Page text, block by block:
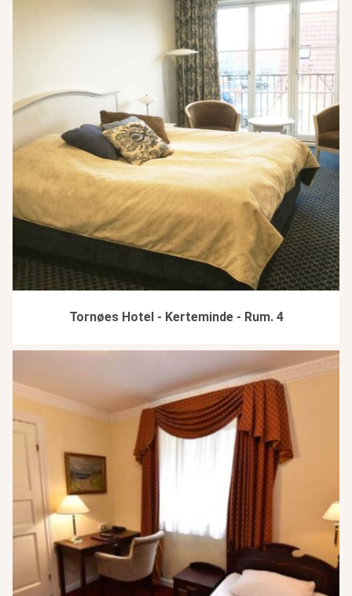
Tornøes Hotel - Kerteminde - Rum. 4